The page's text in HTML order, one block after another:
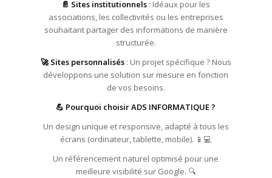
📄 Sites institutionnels : Idéaux pour les
associations, les collectivités ou les entreprises
souhaitant partager des informations de manière
structurée.
🚀 Sites personnalisés: Un projet spécifique ? Nous
développons une solution sur mesure en fonction
de vos besoins.
💪 Pourquoi choisir ADS INFORMATIQUE ?
Un design unique et responsive, adapté à tous les
écrans (ordinateur, tablette, mobile). 📱💻
Un référencement naturel optimisé pour une
meilleure visibilité sur Google. 🔍